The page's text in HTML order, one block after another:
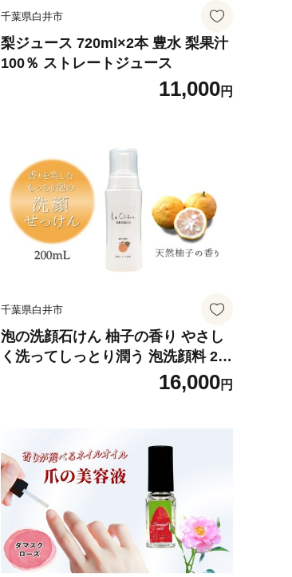
千葉県白井市
梨ジュース 720ml×2本 豊水 梨果汁
100％ ストレートジュース
11,000円
千葉県白井市
泡の洗顔石けん 柚子の香り やさし
く洗ってしっとり潤う 泡洗顔料 20
16,000円